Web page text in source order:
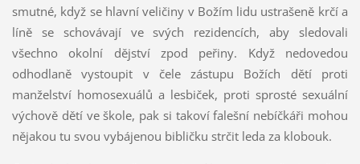
smutné, když se hlavní veličiny v Božím lidu ustrašeně krčí a
líně se schovávají ve svých rezidencích, aby sledovali
všechno okolní dějství zpod peřiny. Když nedovedou
odhodlaně vystoupit v čele zástupu Božích dětí proti
manželství homosexuálů a lesbiček, proti sprosté sexuální
výchově dětí ve škole, pak si takoví falešní nebíčkáři mohou
nějakou tu svou vybájenou bibličku strčit leda za klobouk.